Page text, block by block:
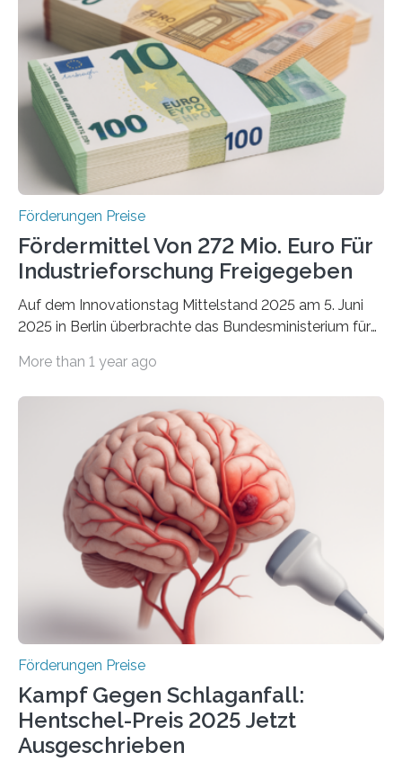
Förderungen Preise
Fördermittel Von 272 Mio. Euro Für
Industrieforschung Freigegeben
Auf dem Innovationstag Mittelstand 2025 am 5. Juni
2025 in Berlin überbrachte das Bundesministerium für
Überplanmäßige Verpflichtungsermächtigungen in
Woche vom Haushaltsausschuss freigegeben – unter
anderem zur Unterstützung der
Industrieforschungsprogramme Industrielle
Gemeinschaftsforschung (IGF), Zentrales
Innovationsprogramm Mittelstand (ZIM) und
Innovationskompetenz INNO-KOM. Auf dem
Innovationstag Mittelstand 2025 am 5. Juni 2025 in
Berlin überbrachte das Bundesministerium für
Wirtschaft und Energie eine gute Nachricht:
Überplanmäßige Verpflichtungsermächtigungen in
More than 1 year ago
Förderungen Preise
Kampf Gegen Schlaganfall:
Hentschel-Preis 2025 Jetzt
Ausgeschrieben